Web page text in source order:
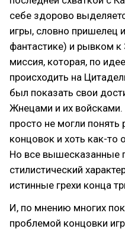
себе здорово
игры, словно пришелец
фантастике) и рывком к
миссия, которая, по
происходить на
был показать свои
Жнецами и их войсками.
просто не могли понять
концовок и хоть как-то
Но все вышесказанные
стилистический
истинные грехи конца
И, по мнению многих
проблемой концовки